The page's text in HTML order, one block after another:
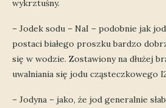
wykrztuśny.
– Jodek sodu – NaI – podobnie jak
postaci białego proszku bardzo
się w wodzie. Zostawiony na dłużej
uwalniania się jodu cząsteczkowego
– Jodyna – jako, że jod generalnie